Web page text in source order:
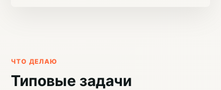
ЧТО ДЕЛАЮ
Типовые задачи